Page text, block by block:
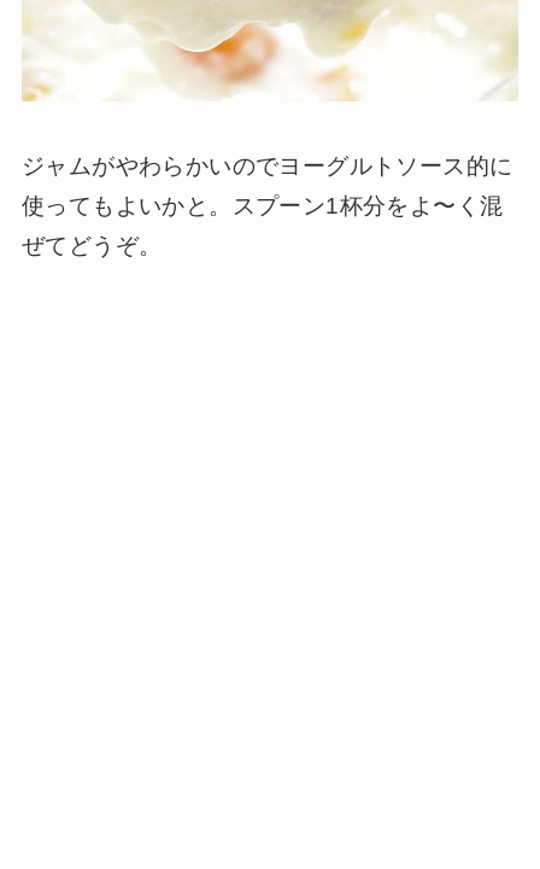
ジャムがやわらかいのでヨーグルトソース的に
使ってもよいかと。スプーン1杯分をよ〜く混
ぜてどうぞ。